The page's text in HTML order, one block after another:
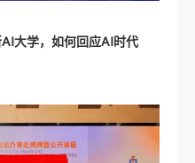
大学，如何回应AI时代